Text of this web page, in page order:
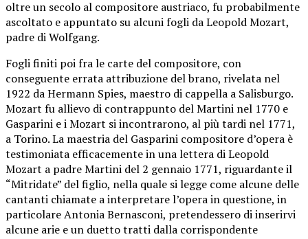
oltre un secolo al compositore austriaco, fu probabilmente
ascoltato e appuntato su alcuni fogli da Leopold Mozart,
padre di Wolfgang.
Fogli finiti poi fra le carte del compositore, con
conseguente errata attribuzione del brano, rivelata nel
1922 da Hermann Spies, maestro di cappella a Salisburgo.
Mozart fu allievo di contrappunto del Martini nel 1770 e
Gasparini e i Mozart si incontrarono, al più tardi nel 1771,
a Torino. La maestria del Gasparini compositore d’opera è
testimoniata efficacemente in una lettera di Leopold
Mozart a padre Martini del 2 gennaio 1771, riguardante il
“Mitridate” del figlio, nella quale si legge come alcune delle
cantanti chiamate a interpretare l’opera in questione, in
particolare Antonia Bernasconi, pretendessero di inserirvi
alcune arie e un duetto tratti dalla corrispondente